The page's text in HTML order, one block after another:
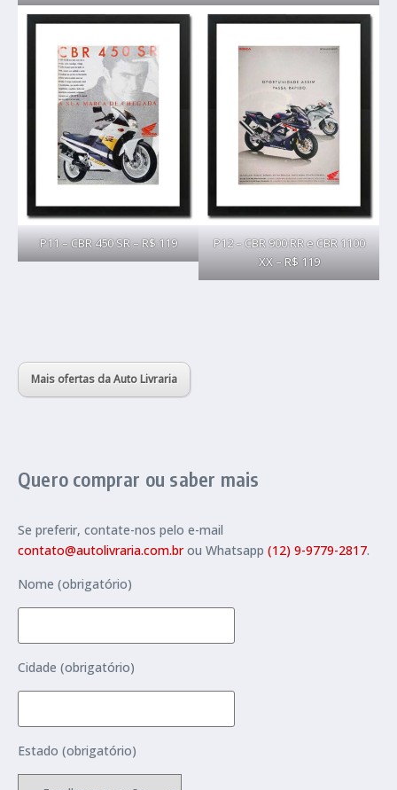
P11 – CBR 450 SR – R$ 119
P12 – CBR 900 RR e CBR 1100
XX – R$ 119
Mais ofertas da Auto Livraria
Quero comprar ou saber mais
Se preferir, contate-nos pelo e-mail
contato@autolivraria.com.brou Whatsapp (12) 9-9779-2817.
Nome (obrigatório)
Cidade (obrigatório)
Estado (obrigatório)